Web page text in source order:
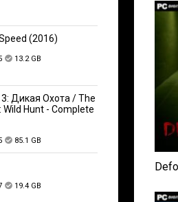
(2016)
13.2 GB
Дикая Охота / The
Wild Hunt - Complete
85.1 GB
19.4 GB